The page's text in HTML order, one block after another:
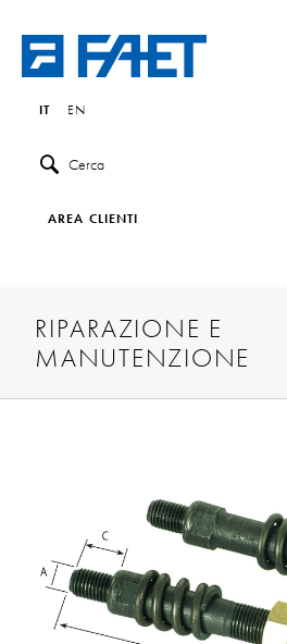
IT EN
Cerca
AREA CLIENTI
RIPARAZIONE E
MANUTENZIONE